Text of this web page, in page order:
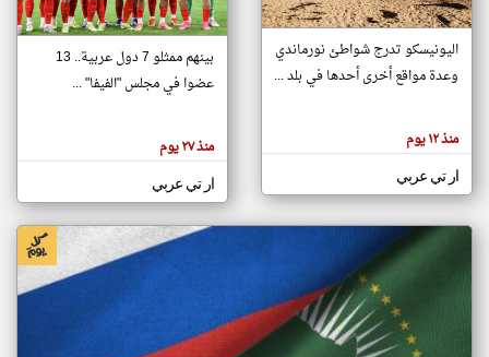
تغيير الدولة
اخبار جزر القمر على مدار الساعة
أهم اخبار جزر القمر العاجلة والمباشرة
هنا عن
وجهة
كاتبيها.
اليونيسكو تدرج شواطئ نورماندي
وعدة مواقع أخرى أحدها في بلد ...
منذ ١٢ يوم
ار تي عربي
بينهم ممثلو 7 دول عربية.. 13
عضوا في مجلس "الفيفا" ...
منذ ٢٧ يوم
ار تي عربي
klyoum.com